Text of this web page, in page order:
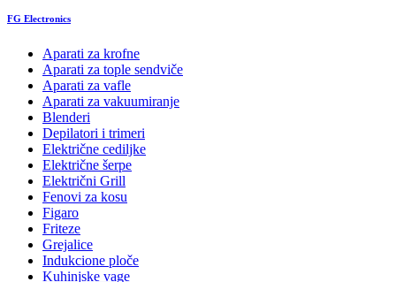
FG Electronics
Aparati za krofne
Aparati za tople sendviče
Aparati za vafle
Aparati za vakuumiranje
Blenderi
Depilatori i trimeri
Električne cediljke
Električne šerpe
Električni Grill
Fenovi za kosu
Figaro
Friteze
Grejalice
Indukcione ploče
Kuhinjske vage